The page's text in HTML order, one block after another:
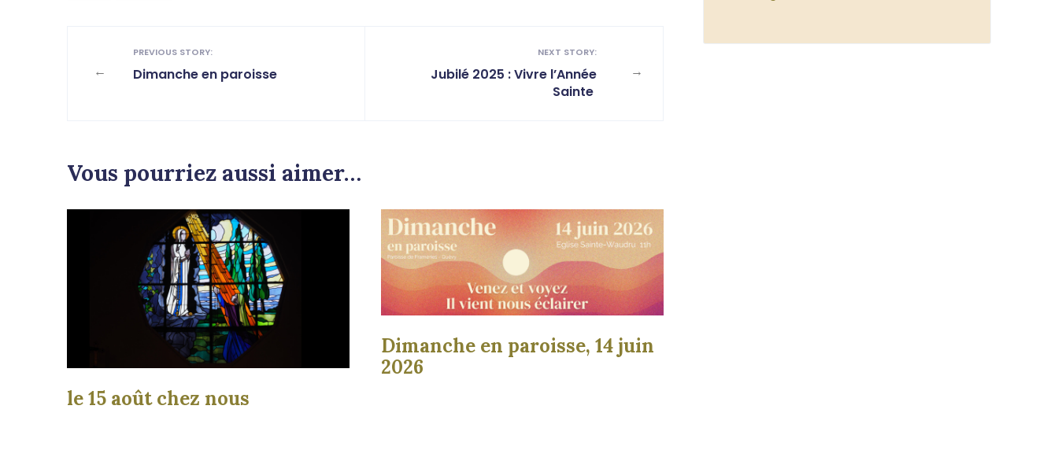
←
PREVIOUS STORY:
Dimanche en paroisse →
NEXT STORY:
Jubilé 2025 : Vivre l’Année
Sainte
Vous pourriez aussi aimer…
le 15 août chez nous
Dimanche en paroisse, 14 juin
2026